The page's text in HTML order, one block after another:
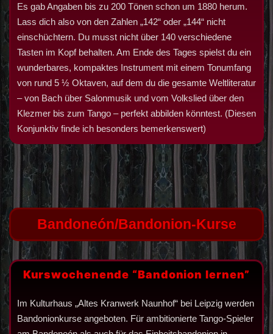
Es gab Angaben bis zu 200 Tönen schon um 1880 herum.
Lass dich also von den Zahlen „142“ oder „144“ nicht
einschüchtern. Du musst nicht über 140 verschiedene
Tasten im Kopf behalten. Am Ende des Tages spielst du ein
wunderbares, kompaktes Instrument mit einem Tonumfang
von rund 5 ½ Oktaven, auf dem du die gesamte Weltliteratur
– von Bach über Salonmusik und vom Volkslied über den
Klezmer bis zum Tango – perfekt abbilden könntest. (Diesen
Konjunktiv finde ich besonders bemerkenswert)
Bandoneón/Bandonion-Kurse
Kurswochenende “Bandonion lernen”
Im Kulturhaus „Altes Kranwerk Naunhof“ bei Leipzig werden
Bandonionkurse angeboten. Für ambitionierte Tango-Spieler